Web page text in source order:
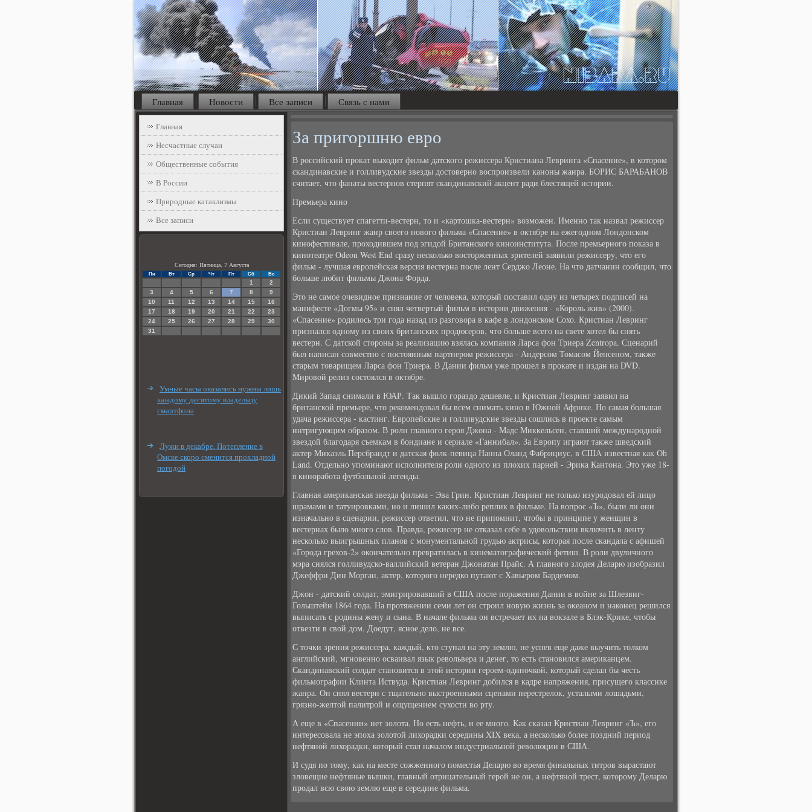
Главная Новости Все записи Связь с нами
Главная
Несчастные случаи
Общественные события
В России
Природные катаклизмы
Все записи
Сегодня: Пятница, 7 Августа
Пн Вт Ср Чт Пт Сб Вс
1
2
3
4 5 6 7 8
9
10
11 12 13 14 15
16
17
18 19 20 21 22
23
24
25 26 27 28 29
30
31
Умные часы оказались нужны лишь
каждому десятому владельцу
смартфона
Лужи в декабре. Потепление в
Омске скоро сменится прохладной
погодой
За пригоршню евро
В российский прокат выходит фильм датского режиссера Кристиана Левринга «Спасение», в котором
скандинавские и голливудские звезды достоверно воспроизвели каноны жанра. БОРИС БАРАБАНОВ
считает, что фанаты вестернов стерпят скандинавский акцент ради блестящей истории.
Премьера кино
Если существует спагетти-вестерн, то и «картошка-вестерн» возможен. Именно так назвал режиссер
Кристиан Левринг жанр своего нового фильма «Спасение» в октябре на ежегодном Лондонском
кинофестивале, проходившем под эгидой Британского киноинститута. После премьерного показа в
кинотеатре Odeon West End сразу несколько восторженных зрителей заявили режиссеру, что его
фильм - лучшая европейская версия вестерна после лент Серджо Леоне. На что датчанин сообщил, что
больше любит фильмы Джона Форда.
Это не самое очевидное признание от человека, который поставил одну из четырех подписей на
манифесте «Догмы 95» и снял четвертый фильм в истории движения - «Король жив» (2000).
«Спасение» родилось три года назад из разговора в кафе в лондонском Сохо. Кристиан Левринг
признался одному из своих британских продюсеров, что больше всего на свете хотел бы снять
вестерн. С датской стороны за реализацию взялась компания Ларса фон Триера Zentropa. Сценарий
был написан совместно с постоянным партнером режиссера - Андерсом Томасом Йенсеном, также
старым товарищем Ларса фон Триера. В Дании фильм уже прошел в прокате и издан на DVD.
Мировой релиз состоялся в октябре.
Дикий Запад снимали в ЮАР. Так вышло гораздо дешевле, и Кристиан Левринг заявил на
британской премьере, что рекомендовал бы всем снимать кино в Южной Африке. Но самая большая
удача режиссера - кастинг. Европейские и голливудские звезды сошлись в проекте самым
интригующим образом. В роли главного героя Джона - Мадс Миккельсен, ставший международной
звездой благодаря съемкам в бондиане и сериале «Ганнибал». За Европу играют также шведский
актер Микаэль Персбрандт и датская фолк-певица Нанна Оланд Фабрициус, в США известная как Oh
Land. Отдельно упоминают исполнителя роли одного из плохих парней - Эрика Кантона. Это уже 18-
я киноработа футбольной легенды.
Главная американская звезда фильма - Эва Грин. Кристиан Левринг не только изуродовал ей лицо
шрамами и татуировками, но и лишил каких-либо реплик в фильме. На вопрос «Ъ», были ли они
изначально в сценарии, режиссер ответил, что не припомнит, чтобы в принципе у женщин в
вестернах было много слов. Правда, режиссер не отказал себе в удовольствии включить в ленту
несколько выигрышных планов с монументальной грудью актрисы, которая после скандала с афишей
«Города грехов-2» окончательно превратилась в кинематографический фетиш. В роли двуличного
мэра снялся голливудско-валлийский ветеран Джонатан Прайс. А главного злодея Деларю изобразил
Джеффри Дин Морган, актер, которого нередко путают с Хавьером Бардемом.
Джон - датский солдат, эмигрировавший в США после поражения Дании в войне за Шлезвиг-
Гольштейн 1864 года. На протяжении семи лет он строил новую жизнь за океаном и наконец решился
выписать с родины жену и сына. В начале фильма он встречает их на вокзале в Блэк-Крике, чтобы
отвезти в свой дом. Доедут, ясное дело, не все.
С точки зрения режиссера, каждый, кто ступал на эту землю, не успев еще даже выучить толком
английский, мгновенно осваивал язык револьвера и денег, то есть становился американцем.
Скандинавский солдат становится в этой истории героем-одиночкой, который сделал бы честь
фильмографии Клинта Иствуда. Кристиан Левринг добился в кадре напряжения, присущего классике
жанра. Он снял вестерн с тщательно выстроенными сценами перестрелок, усталыми лошадьми,
грязно-желтой палитрой и ощущением сухости во рту.
А еще в «Спасении» нет золота. Но есть нефть, и ее много. Как сказал Кристиан Левринг «Ъ», его
интересовала не эпоха золотой лихорадки середины XIX века, а несколько более поздний период
нефтяной лихорадки, который стал началом индустриальной революции в США.
И судя по тому, как на месте сожженного поместья Деларю во время финальных титров вырастают
зловещие нефтяные вышки, главный отрицательный герой не он, а нефтяной трест, которому Деларю
продал всю свою землю еще в середине фильма.